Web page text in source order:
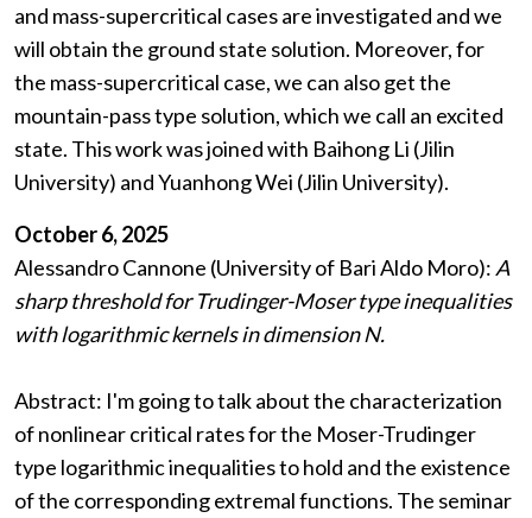
and mass-supercritical cases are investigated and we
will obtain the ground state solution. Moreover, for
the mass-supercritical case, we can also get the
mountain-pass type solution, which we call an excited
state. This work was joined with Baihong Li (Jilin
University) and Yuanhong Wei (Jilin University).
October 6, 2025
Alessandro Cannone (University of Bari Aldo Moro):A
sharp threshold for Trudinger-Moser type inequalities
with logarithmic kernels in dimension N.
Abstract: I'm going to talk about the characterization
of nonlinear critical rates for the Moser-Trudinger
type logarithmic inequalities to hold and the existence
of the corresponding extremal functions. The seminar